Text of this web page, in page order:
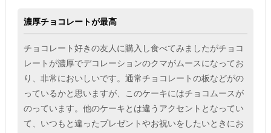
濃厚チョコレートが最高
チョコレート好きの友人に購入し食べてみましたがチョコ
レートが濃厚でデコレーションのクマがムースになってお
り、非常においしいです。通常チョコレートの板などがの
っているかと思いますが、このケーキにはチョコムースが
のっています。他のケーキとは違うアクセントとなってい
て、いつもと違ったプレゼントやお祝いをしたいときにお